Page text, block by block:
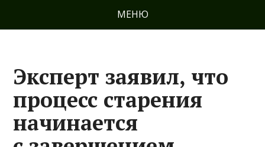
МЕНЮ
Эксперт заявил, что
процесс старения
начинается